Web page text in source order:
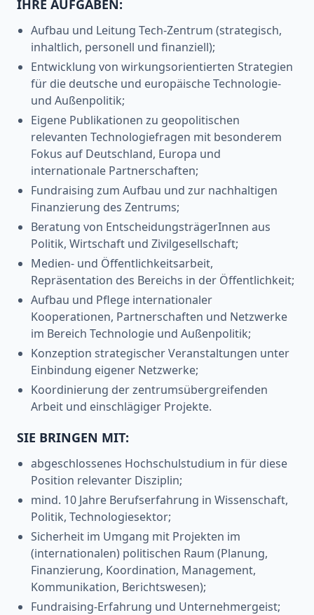
IHRE AUFGABEN:
Aufbau und Leitung Tech-Zentrum (strategisch,
inhaltlich, personell und finanziell);
Entwicklung von wirkungsorientierten Strategien
für die deutsche und europäische Technologie-
und Außenpolitik;
Eigene Publikationen zu geopolitischen
relevanten Technologiefragen mit besonderem
Fokus auf Deutschland, Europa und
internationale Partnerschaften;
Fundraising zum Aufbau und zur nachhaltigen
Finanzierung des Zentrums;
Beratung von EntscheidungsträgerInnen aus
Politik, Wirtschaft und Zivilgesellschaft;
Medien- und Öffentlichkeitsarbeit,
Repräsentation des Bereichs in der Öffentlichkeit;
Aufbau und Pflege internationaler
Kooperationen, Partnerschaften und Netzwerke
im Bereich Technologie und Außenpolitik;
Konzeption strategischer Veranstaltungen unter
Einbindung eigener Netzwerke;
Koordinierung der zentrumsübergreifenden
Arbeit und einschlägiger Projekte.
SIE BRINGEN MIT:
abgeschlossenes Hochschulstudium in für diese
Position relevanter Disziplin;
mind. 10 Jahre Berufserfahrung in Wissenschaft,
Politik, Technologiesektor;
Sicherheit im Umgang mit Projekten im
(internationalen) politischen Raum (Planung,
Finanzierung, Koordination, Management,
Kommunikation, Berichtswesen);
Fundraising-Erfahrung und Unternehmergeist;